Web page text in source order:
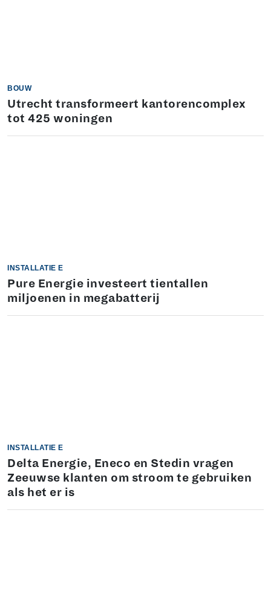
BOUW
Utrecht transformeert kantorencomplex
tot 425 woningen
INSTALLATIE E
Pure Energie investeert tientallen
miljoenen in megabatterij
INSTALLATIE E
Delta Energie, Eneco en Stedin vragen
Zeeuwse klanten om stroom te gebruiken
als het er is